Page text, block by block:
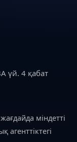
үй. 4 қабат
міндетті
агенттіктегі